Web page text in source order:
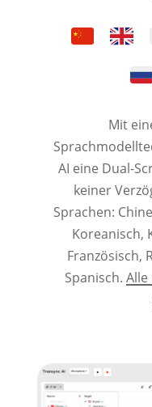
Mit
AI eine Dual-
keiner
Sprachen:
Koreanisch,
Französisch,
Spanisch.